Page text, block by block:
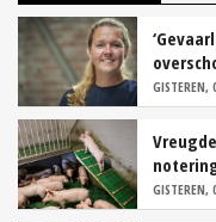
GISTEREN,
GISTEREN,